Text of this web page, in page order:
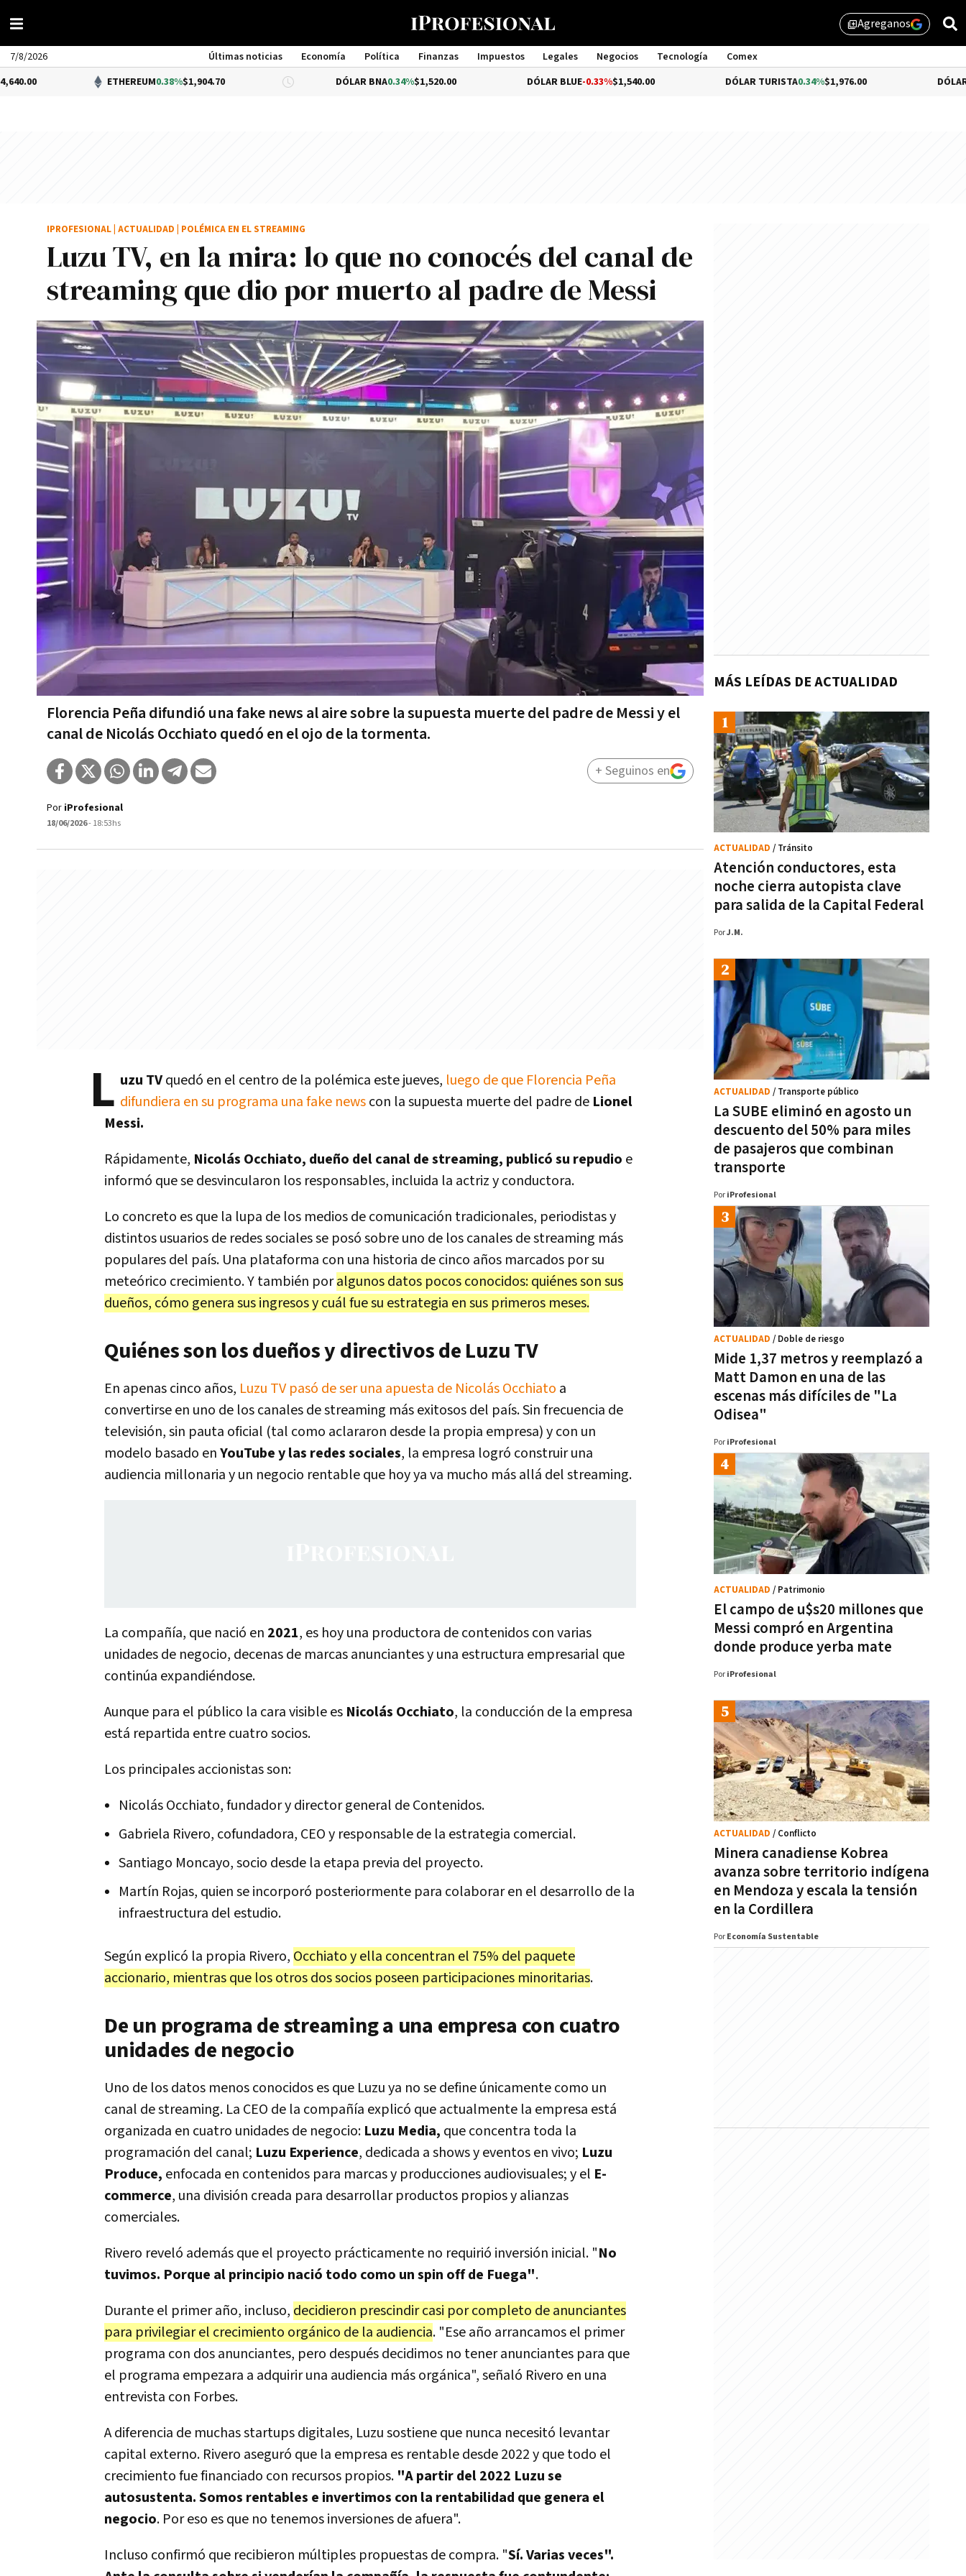
library_addAgreganos
7/8/2026 Últimas noticias Economía Política Finanzas Impuestos Legales Negocios Tecnología
Comex
Management
ETHEREUM 0.38%$1,904.70 DÓLAR BNA 0.34%$1,520.00 DÓLAR BLUE-0.33% $1,540.00 DÓLAR TURISTA0.34%$1,976.00 -0.54%
Luzu TV, en la mira: lo que no conocés del canal de
streaming que dio por muerto al padre de Messi
Florencia Peña difundió una fake news al aire sobre la supuesta muerte del padre de Messi y el
canal de Nicolás Occhiato quedó en el ojo de la tormenta.
IPROFESIONAL ACTUALIDAD POLÉMICA EN EL STREAMING
Por iProfesional
18/06/2026- 18:53hs
+ Seguinos en
L uzu TVquedó en el centro de la polémica este jueves, luego de que Florencia Peña
difundiera en su programa una fake newscon la supuesta muerte del padre de Lionel
Messi.
Rápidamente, Nicolás Occhiato, dueño del canal de streaming, publicó su repudio e
informó que se desvincularon los responsables, incluida la actriz y conductora.
Lo concreto es que la lupa de los medios de comunicación tradicionales, periodistas y
distintos usuarios de redes sociales se posó sobre uno de los canales de streaming más
populares del país. Una plataforma con una historia de cinco años marcados por su
meteórico crecimiento. Y también poralgunos datos pocos conocidos: quiénes son sus
dueños, cómo genera sus ingresos y cuál fue su estrategia en sus primeros meses.
Quiénes son los dueños y directivos de Luzu TV
En apenas cinco años, Luzu TV pasó de ser una apuesta de Nicolás Occhiato a
convertirse en uno de los canales de streaming más exitosos del país. Sin frecuencia de
televisión, sin pauta oficial (tal como aclararon desde la propia empresa) y con un
modelo basado enYouTube y las redes sociales, la empresa logró construir una
audiencia millonaria y un negocio rentable que hoy ya va mucho más allá del streaming.
La compañía, que nació en 2021, es hoy una productora de contenidos con varias
unidades de negocio, decenas de marcas anunciantes y una estructura empresarial que
continúa expandiéndose.
Aunque para el público la cara visible es Nicolás Occhiato, la conducción de la empresa
está repartida entre cuatro socios.
Los principales accionistas son:
Nicolás Occhiato, fundador y director general de Contenidos.
Gabriela Rivero, cofundadora, CEO y responsable de la estrategia comercial.
Santiago Moncayo, socio desde la etapa previa del proyecto.
Martín Rojas, quien se incorporó posteriormente para colaborar en el desarrollo de la
infraestructura del estudio.
Según explicó la propia Rivero, Occhiato y ella concentran el 75% del paquete
accionario, mientras que los otros dos socios poseen participaciones minoritarias.
De un programa de streaming a una empresa con cuatro
unidades de negocio
Uno de los datos menos conocidos es que Luzu ya no se define únicamente como un
canal de streaming. La CEO de la compañía explicó que actualmente la empresa está
organizada en cuatro unidades de negocio: Luzu Media, que concentra toda la
programación del canal; Luzu Experience, dedicada a shows y eventos en vivo; Luzu
Produce, enfocada en contenidos para marcas y producciones audiovisuales; y el E-
commerce, una división creada para desarrollar productos propios y alianzas
comerciales.
Rivero reveló además que el proyecto prácticamente no requirió inversión inicial. "No
tuvimos. Porque al principio nació todo como un spin off de Fuega".
Durante el primer año, incluso, decidieron prescindir casi por completo de anunciantes
para privilegiar el crecimiento orgánico de la audiencia. "Ese año arrancamos el primer
programa con dos anunciantes, pero después decidimos no tener anunciantes para que
el programa empezara a adquirir una audiencia más orgánica", señaló Rivero en una
entrevista con Forbes.
A diferencia de muchas startups digitales, Luzu sostiene que nunca necesitó levantar
capital externo. Rivero aseguró que la empresa es rentable desde 2022 y que todo el
crecimiento fue financiado con recursos propios. "A partir del 2022 Luzu se
autosustenta. Somos rentables e invertimos con la rentabilidad que genera el
negocio. Por eso es que no tenemos inversiones de afuera".
Incluso confirmó que recibieron múltiples propuestas de compra. "Sí. Varias veces".
MÁS LEÍDAS DE ACTUALIDAD
Atención conductores, esta
noche cierra autopista clave
para salida de la Capital Federal
ACTUALIDAD / Tránsito
PorJ.M.
La SUBE eliminó en agosto un
descuento del 50% para miles
de pasajeros que combinan
transporte
ACTUALIDAD / Transporte público
Por iProfesional
Mide 1,37 metros y reemplazó a
Matt Damon en una de las
escenas más difíciles de "La
Odisea"
ACTUALIDAD / Doble de riesgo
Por iProfesional
El campo de u$s20 millones que
Messi compró en Argentina
donde produce yerba mate
ACTUALIDAD / Patrimonio
Por iProfesional
Minera canadiense Kobrea
avanza sobre territorio indígena
en Mendoza y escala la tensión
en la Cordillera
ACTUALIDAD / Conflicto
Por Economía Sustentable